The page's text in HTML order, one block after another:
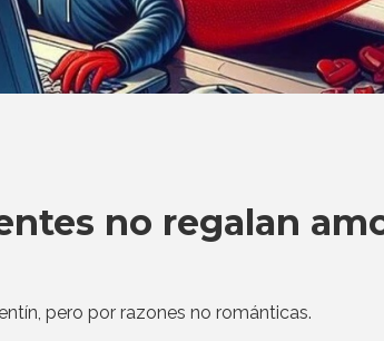
no regalan
pero por razones no románticas.